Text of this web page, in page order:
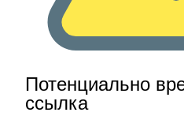
Потенциально
ссылка